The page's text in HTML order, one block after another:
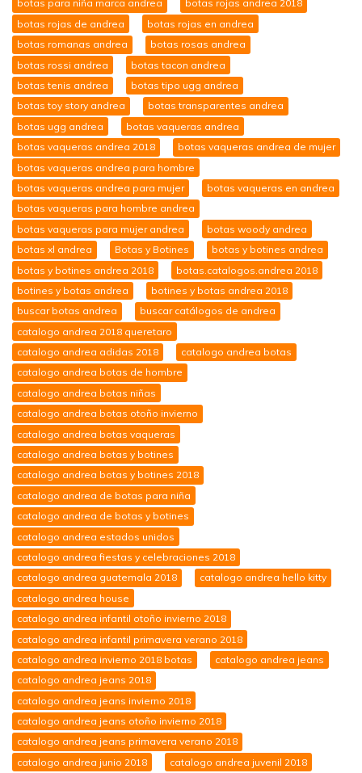
botas para niña marca andrea
botas rojas andrea 2018
botas rojas de andrea
botas rojas en andrea
botas romanas andrea
botas rosas andrea
botas rossi andrea
botas tacon andrea
botas tenis andrea
botas tipo ugg andrea
botas toy story andrea
botas transparentes andrea
botas ugg andrea
botas vaqueras andrea
botas vaqueras andrea 2018
botas vaqueras andrea de mujer
botas vaqueras andrea para hombre
botas vaqueras andrea para mujer
botas vaqueras en andrea
botas vaqueras para hombre andrea
botas vaqueras para mujer andrea
botas woody andrea
botas xl andrea
Botas y Botines
botas y botines andrea
botas y botines andrea 2018
botas.catalogos.andrea 2018
botines y botas andrea
botines y botas andrea 2018
buscar botas andrea
buscar catálogos de andrea
catalogo andrea 2018 queretaro
catalogo andrea adidas 2018
catalogo andrea botas
catalogo andrea botas de hombre
catalogo andrea botas niñas
catalogo andrea botas otoño invierno
catalogo andrea botas vaqueras
catalogo andrea botas y botines
catalogo andrea botas y botines 2018
catalogo andrea de botas para niña
catalogo andrea de botas y botines
catalogo andrea estados unidos
catalogo andrea fiestas y celebraciones 2018
catalogo andrea guatemala 2018
catalogo andrea hello kitty
catalogo andrea house
catalogo andrea infantil otoño invierno 2018
catalogo andrea infantil primavera verano 2018
catalogo andrea invierno 2018 botas
catalogo andrea jeans
catalogo andrea jeans 2018
catalogo andrea jeans invierno 2018
catalogo andrea jeans otoño invierno 2018
catalogo andrea jeans primavera verano 2018
catalogo andrea junio 2018
catalogo andrea juvenil 2018